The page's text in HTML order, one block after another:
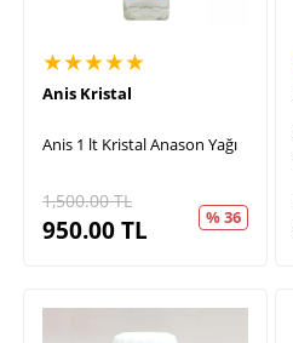
★★★★★
Anis Kristal
Anis 1 lt Kristal Anason Yağı
1,500.00TL
950.00TL % 36